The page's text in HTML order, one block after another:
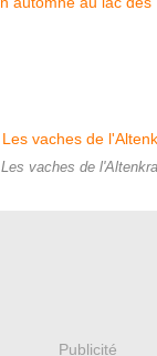
Les vaches de
Publicité